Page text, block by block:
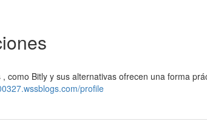
como Bitly y sus alternativas ofrecen una forma
profile